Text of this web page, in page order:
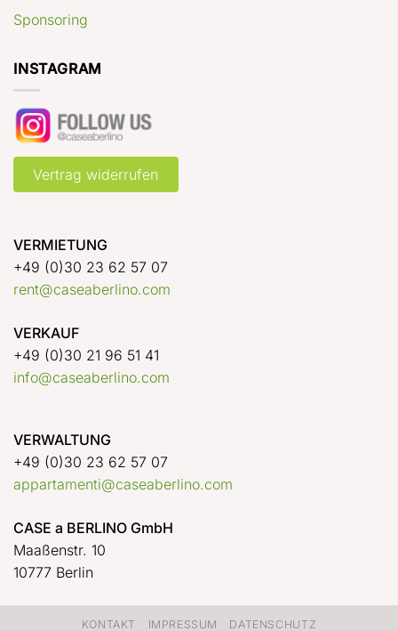
Sponsoring
INSTAGRAM
Vertrag widerrufen
VERMIETUNG
+49 (0)30 23 62 57 07
rent@caseaberlino.com
VERKAUF
+49 (0)30 21 96 51 41
info@caseaberlino.com
VERWALTUNG
+49 (0)30 23 62 57 07
appartamenti@caseaberlino.com
CASE a BERLINO GmbH
Maaßenstr. 10
10777 Berlin
KONTAKT IMPRESSUM DATENSCHUTZ